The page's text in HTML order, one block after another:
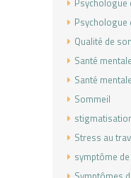
Psychologue
Psychologue
Qualité de
Santé mentale
Santé
Sommeil
Stress au
symptôme